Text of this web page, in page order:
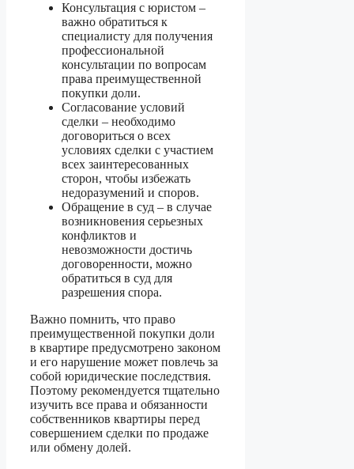
Консультация с юристом –
важно обратиться к
специалисту для получения
профессиональной
консультации по вопросам
права преимущественной
покупки доли.
Согласование условий
сделки – необходимо
договориться о всех
условиях сделки с участием
всех заинтересованных
сторон, чтобы избежать
недоразумений и споров.
Обращение в суд – в случае
возникновения серьезных
конфликтов и
невозможности достичь
договоренности, можно
обратиться в суд для
разрешения спора.
Важно помнить, что право
преимущественной покупки доли
в квартире предусмотрено законом
и его нарушение может повлечь за
собой юридические последствия.
Поэтому рекомендуется тщательно
изучить все права и обязанности
собственников квартиры перед
совершением сделки по продаже
или обмену долей.